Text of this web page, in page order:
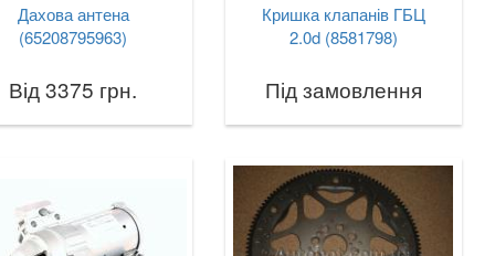
Дахова антена
(65208795963)
Від 3375 грн.
Кришка клапанів ГБЦ
2.0d (8581798)
Під замовлення